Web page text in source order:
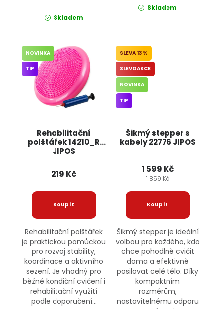
Skladem
Skladem
Rehabilitační
polštářek 14210_R
JIPOS
NOVINKA
TIP
219 Kč
Rehabilitační polštářek
je praktickou pomůckou
pro rozvoj stability,
koordinace a aktivního
sezení. Je vhodný pro
běžné kondiční cvičení i
rehabilitační využití
podle doporučení...
Šikmý stepper s
kabely 22776 JIPOS
13 %
SLEVOAKCE
NOVINKA
TIP
1 599 Kč
1 859 Kč
Šikmý stepper je ideální
volbou pro každého, kdo
chce pohodlně cvičit
doma a efektivně
posilovat celé tělo. Díky
kompaktním
rozměrům,
nastavitelnému odporu